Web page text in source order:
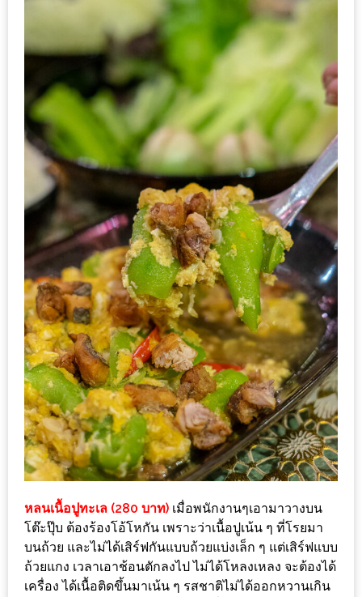
รีวิว
ดี
วงใน
ฟรี
LINE
GIFTCODE!
ลายแทง
ความ
อร่อย
ทั่ว
เชียงใหม่
ลุ้น
บัตร
รับ
ประทาน
บุฟเฟ่ต์
ฟรี
LE
CRYSTAL
เชียงใหม่
ฟรี
หลนเนื้อปูทะเล (280 บาท) เมื่อพนักงานๆเอามาวางบน
โต๊ะปุ๊บ ต้องร้องโอ้โหกัน เพราะว่าเนื้อปูเน้น ๆ ที่โรยมา
บนถ้วย และไม่ได้เสิร์ฟกันแบบถ้วยแบ่งเล็ก ๆ แต่เสิร์ฟแบบ
ถ้วยแกง เวลาเอาช้อนตักลงไป ไม่ได้โหลงเหลง จะต้องได้
เครื่อง ได้เนื้อติดขึ้นมาเน้น ๆ รสชาติไม่ได้ออกหวานเกิน